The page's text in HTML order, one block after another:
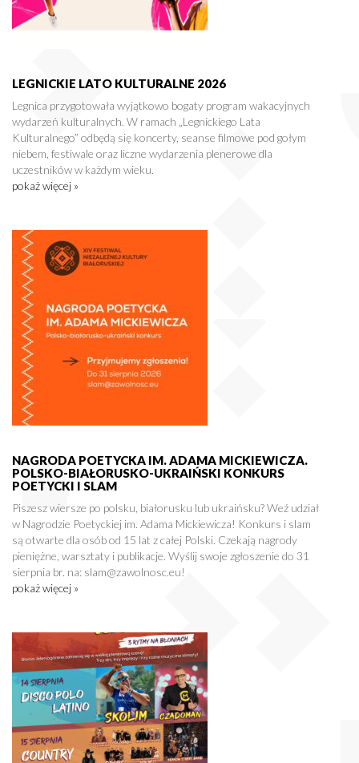
LEGNICKIE LATO KULTURALNE 2026
Legnica przygotowała wyjątkowo bogaty program wakacyjnych
wydarzeń kulturalnych. W ramach „Legnickiego Lata
Kulturalnego” odbędą się koncerty, seanse filmowe pod gołym
niebem, festiwale oraz liczne wydarzenia plenerowe dla
uczestników w każdym wieku.
pokaż więcej »
NAGRODA POETYCKA IM. ADAMA MICKIEWICZA.
POLSKO-BIAŁORUSKO-UKRAIŃSKI KONKURS
POETYCKI I SLAM
Piszesz wiersze po polsku, białorusku lub ukraińsku? Weź udział
w Nagrodzie Poetyckiej im. Adama Mickiewicza! Konkurs i slam
są otwarte dla osób od 15 lat z całej Polski. Czekają nagrody
pieniężne, warsztaty i publikacje. Wyślij swoje zgłoszenie do 31
sierpnia br. na: slam@zawolnosc.eu!
pokaż więcej »